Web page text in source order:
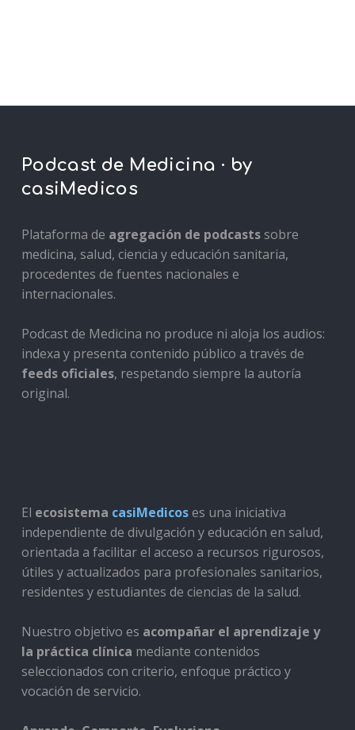
Podcast de Medicina · by
casiMedicos
Plataforma de agregación de podcastssobre
medicina, salud, ciencia y educación sanitaria,
procedentes de fuentes nacionales e
internacionales.
Podcast de Medicina no produce ni aloja los audios:
indexa y presenta contenido público a través de
feeds oficiales, respetando siempre la autoría
original.
El ecosistema casiMedicoses una iniciativa
independiente de divulgación y educación en salud,
orientada a facilitar el acceso a recursos rigurosos,
útiles y actualizados para profesionales sanitarios,
residentes y estudiantes de ciencias de la salud.
Nuestro objetivo es acompañar el aprendizaje y
la práctica clínica mediante contenidos
seleccionados con criterio, enfoque práctico y
vocación de servicio.